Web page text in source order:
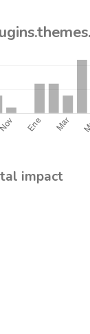
impact